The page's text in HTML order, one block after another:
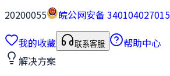
20200055
皖公网安备
我的收藏
联系客服
帮助中心
解决方案